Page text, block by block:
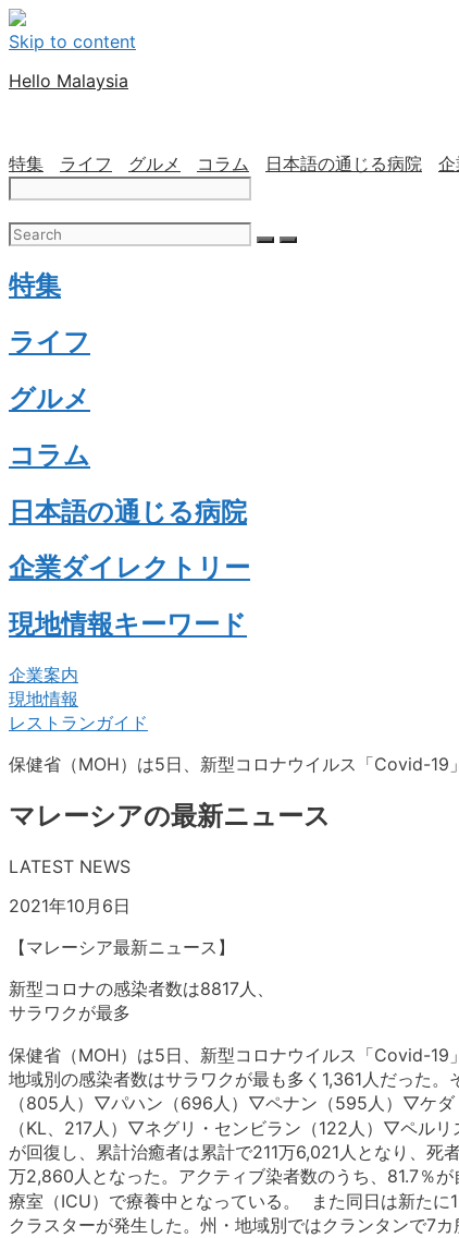
Skip to content
Hello Malaysia
特集 ライフ グルメ コラム 日本語の通じる病院
特集
ライフ
グルメ
コラム
日本語の通じる病院
企業ダイレクトリー
現地情報キーワード
企業案内
現地情報
レストランガイド
保健省（MOH）は5日、新型コロナウイルス「Covid-19
マレーシアの最新ニュース
LATEST NEWS
2021年10月6日
【マレーシア最新ニュース】
新型コロナの感染者数は8817人、
サラワクが最多
保健省（MOH）は5日、新型コロナウイルス「Covid-
地域別の感染者数はサラワクが最も多く1,361人だっ
（805人）▽パハン（696人）▽ペナン（595人）▽ケ
（KL、217人）▽ネグリ・センビラン（122人）▽ペル
が回復し、累計治癒者は累計で211万6,021人となり、
万2,860人となった。アクティブ染者数のうち、81.7％
療室（ICU）で療養中となっている。 また同日は新た
クラスターが発生した。州・地域別ではクランタンで7カ